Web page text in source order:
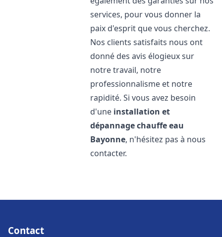
services, pour vous donner la
paix d'esprit que vous cherchez.
Nos clients satisfaits nous ont
donné des avis élogieux sur
notre travail, notre
professionnalisme et notre
rapidité. Si vous avez besoin
d'une installation et
dépannage chauffe eau
Bayonne, n'hésitez pas à nous
contacter.
Contact